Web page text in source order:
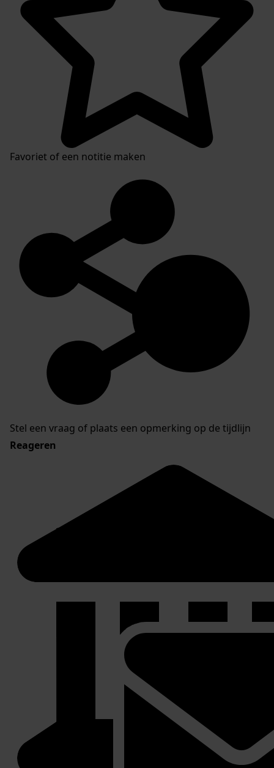
Favoriet of een notitie maken
Stel een vraag of plaats een opmerking op de tijdlijn
Reageren